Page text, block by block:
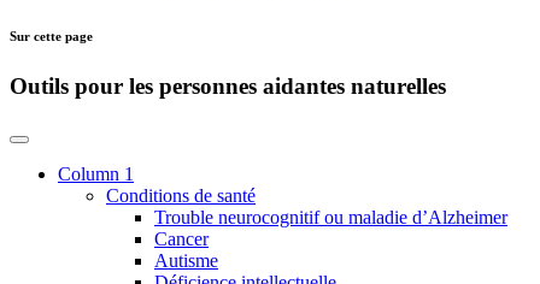
Sur cette page
Outils pour les personnes aidantes naturelles
Column 1
Conditions de santé
Trouble neurocognitif ou maladie d’Alzheimer
Cancer
Autisme